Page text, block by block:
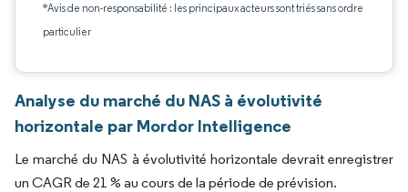
*Avis de non-responsabilité : les principaux acteurs sont triés sans ordre
particulier
Analyse du marché du NAS à évolutivité
horizontale par Mordor Intelligence
Le marché du NAS à évolutivité horizontale devrait enregistrer
un CAGR de 21 % au cours de la période de prévision.